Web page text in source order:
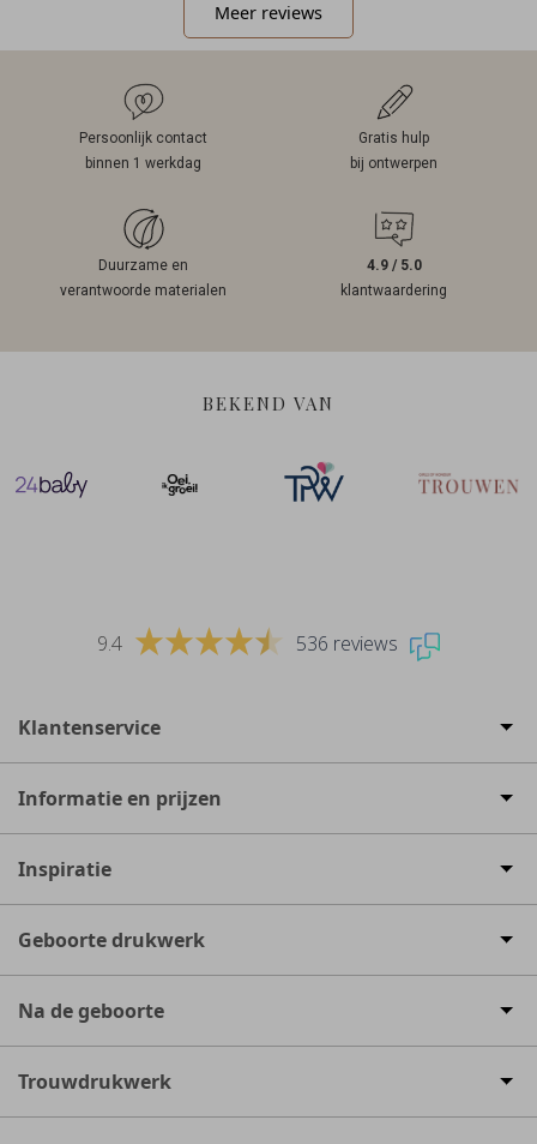
Meer reviews
Persoonlijk contact
binnen 1 werkdag
Gratis hulp
bij ontwerpen
Duurzame en
verantwoorde materialen
4.9 / 5.0
klantwaardering
BEKEND VAN
9.4 536 reviews
Klantenservice
Informatie en prijzen
Inspiratie
Geboorte drukwerk
Na de geboorte
Trouwdrukwerk